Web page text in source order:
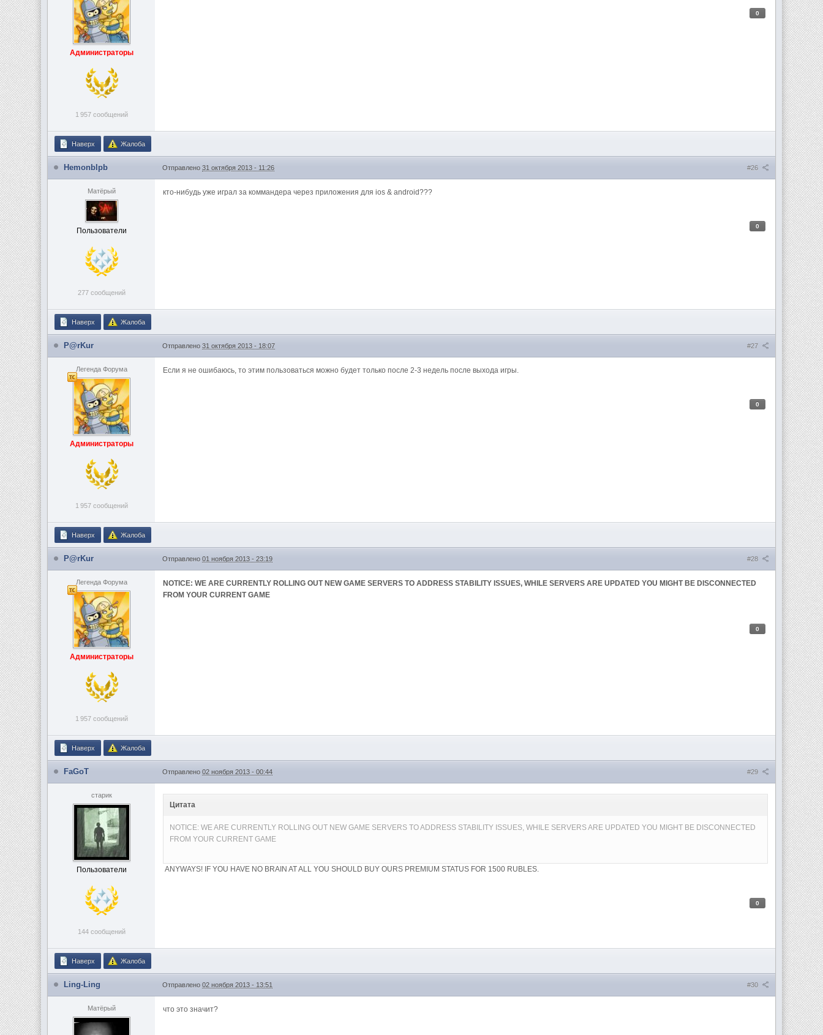
Администраторы
1 957 сообщений
0
Наверх Жалоба
#26
Hemonblpb Отправлено31 октября 2013 - 11:26
Матёрый
Пользователи
277 сообщений
кто-нибудь уже играл за коммандера через приложения для ios & android???
0
Наверх Жалоба
#27
P@rKur Отправлено31 октября 2013 - 18:07
Легенда Форума
Администраторы
1 957 сообщений
Если я не ошибаюсь, то этим пользоваться можно будет только после 2-3 недель после выхода игры.
0
Наверх Жалоба
#28
P@rKur Отправлено01 ноября 2013 - 23:19
Легенда Форума
Администраторы
1 957 сообщений
NOTICE: WE ARE CURRENTLY ROLLING OUT NEW GAME SERVERS TO ADDRESS STABILITY ISSUES, WHILE SERVERS ARE UPDATED YOU MIGHT BE DISCONNECTED
FROM YOUR CURRENT GAME
0
Наверх Жалоба
#29
FaGoT Отправлено02 ноября 2013 - 00:44
старик
Пользователи
144 сообщений
Цитата
NOTICE: WE ARE CURRENTLY ROLLING OUT NEW GAME SERVERS TO ADDRESS STABILITY ISSUES, WHILE SERVERS ARE UPDATED YOU MIGHT BE DISCONNECTED
FROM YOUR CURRENT GAME
ANYWAYS! IF YOU HAVE NO BRAIN AT ALL YOU SHOULD BUY OURS PREMIUM STATUS FOR 1500 RUBLES.
0
Наверх Жалоба
#30
Ling-Ling Отправлено02 ноября 2013 - 13:51
Матёрый что это значит?